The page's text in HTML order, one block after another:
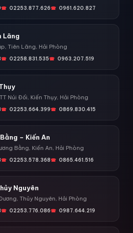
02253.877.626 0961.620.827
Lãng
Tiên Lãng, Hải Phòng
02258.831.535 0963.207.519
Núi Đối, Kiến Thụy, Hải Phòng
02253.664.399 0869.830.415
– Kiến An
Bằng, Kiến An, Hải Phòng
02253.578.368 0865.461.516
Nguyên
Thủy Nguyên, Hải Phòng
02253.776.086 0987.644.219